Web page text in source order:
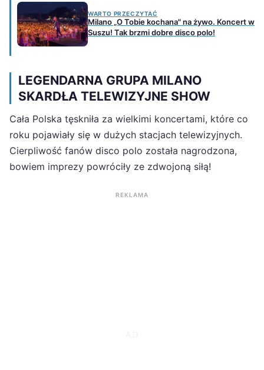
WARTO PRZECZYTAĆ
Milano „O Tobie kochana" na żywo. Koncert w
Suszu! Tak brzmi dobre disco polo!
LEGENDARNA GRUPA MILANO
SKARDŁA TELEWIZYJNE SHOW
Cała Polska tęskniła za wielkimi koncertami, które co
roku pojawiały się w dużych stacjach telewizyjnych.
Cierpliwość fanów disco polo została nagrodzona,
bowiem imprezy powróciły ze zdwojoną siłą!
REKLAMA